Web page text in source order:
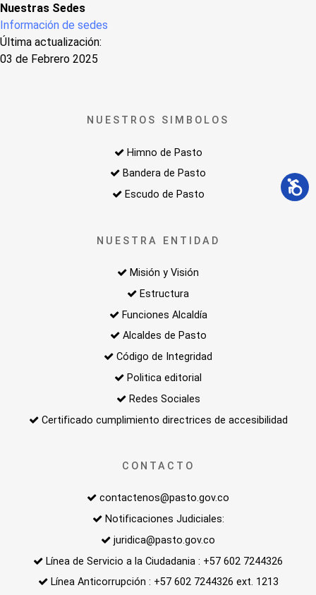
Nuestras Sedes
Información de sedes
Última actualización:
03 de Febrero 2025
NUESTROS SIMBOLOS
Himno de Pasto
Bandera de Pasto
Escudo de Pasto
NUESTRA ENTIDAD
Misión y Visión
Estructura
Funciones Alcaldía
Alcaldes de Pasto
Código de Integridad
Politica editorial
Redes Sociales
Certificado cumplimiento directrices de accesibilidad
CONTACTO
contactenos@pasto.gov.co
Notificaciones Judiciales:
juridica@pasto.gov.co
Línea de Servicio a la Ciudadania : +57 602 7244326
Línea Anticorrupción : +57 602 7244326 ext. 1213